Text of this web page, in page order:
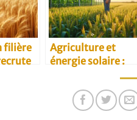
filière
Agriculture et
énergie solaire :